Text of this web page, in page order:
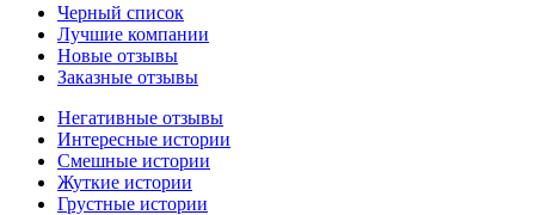
Черный список
Лучшие компании
Новые отзывы
Заказные отзывы
Негативные отзывы
Интересные истории
Смешные истории
Жуткие истории
Грустные истории